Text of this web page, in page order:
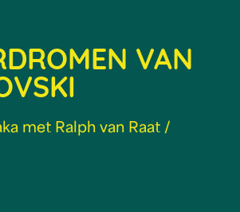
VAN
met Ralph van Raat /